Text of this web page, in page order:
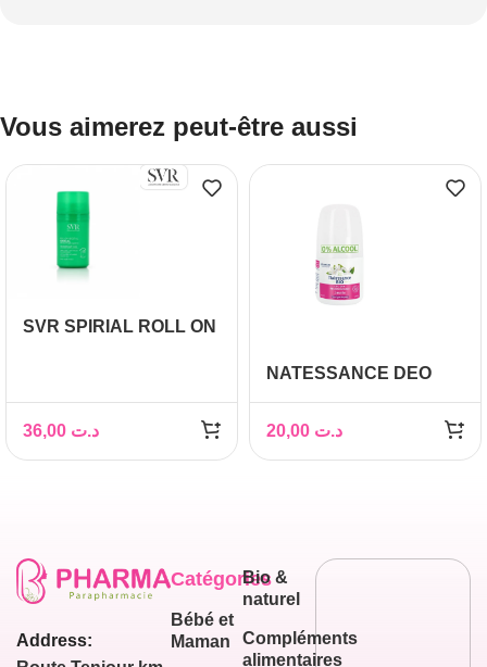
Vous aimerez peut-être aussi
SVR SPIRIAL ROLL ON
د.ت
NATESSANCE DEO
د.ت
Address:
Catégories
Bébé et
Maman
Bio &
naturel
Compléments
alimentaires